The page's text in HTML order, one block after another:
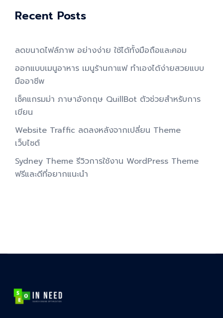
Recent Posts
ลดขนาดไฟล์ภาพ อย่างง่าย ใช้ได้ทั้งมือถือและคอม
ออกแบบเมนูอาหาร เมนูร้านกาแฟ ทำเองได้ง่ายสวยแบบ
มืออาชีพ
เช็คแกรมม่า ภาษาอังกฤษ QuillBot ตัวช่วยสำหรับการ
เขียน
Website Traffic ลดลงหลังจากเปลี่ยน Theme
เว็บไซต์
Sydney Theme รีวิวการใช้งาน WordPress Theme
ฟรีและดีที่อยากแนะนำ